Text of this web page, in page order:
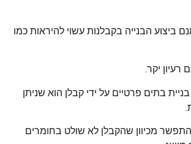
ביצוע הבנייה בקבלנות עשוי להיראות כמו
רעיון יקר.
בתים פרטיים על ידי קבלן הוא שניתן
מכיוון שהקבלן לא שולט בחומרים